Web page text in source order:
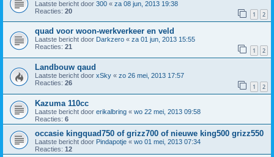
Laatste bericht door 300 « za 08 jun, 2013 19:38
Reacties: 20 1 2
quad voor woon-werkverkeer en veld
Laatste bericht door Darkzero « za 01 jun, 2013 15:55
Reacties: 21 1 2
Landbouw qaud
Laatste bericht door xSky « zo 26 mei, 2013 17:57
Reacties: 26 1 2
Kazuma 110cc
Laatste bericht door erikalbring « wo 22 mei, 2013 09:58
Reacties: 6
occasie kingquad750 of grizz700 of nieuwe king500 grizz550
Laatste bericht door Pindapotje « wo 01 mei, 2013 07:34
Reacties: 12